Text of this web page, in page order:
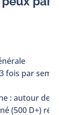
fois par
: autour de
(500 D+)